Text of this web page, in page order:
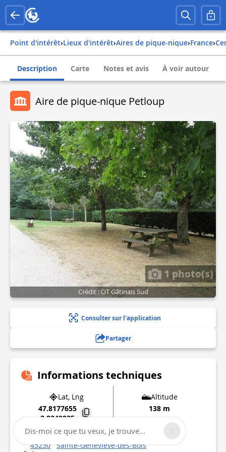
Point d'intérêt› Lieux d'intérêt› Aires de pique-nique› france›
Description Carte Notes et avis À voir autour
Aire de pique-nique Petloup
1 photo(s)
Crédit : OT Gâtinais Sud
Consulter sur l'application
Partager
Informations techniques
Lat, Lng
47.8177655
2.8249025
Altitude
138 m
5 Route de Mivoisin
45230
Sainte-Geneviève-des-Bois
Dis-moi ce que tu veux, je trouve...